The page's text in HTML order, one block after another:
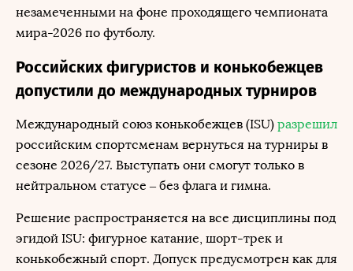
незамеченными на фоне проходящего чемпионата
мира-2026 по футболу.
Российских фигуристов и конькобежцев
допустили до международных турниров
Международный союз конькобежцев (ISU) разрешил
российским спортсменам вернуться на турниры в
сезоне 2026/27. Выступать они смогут только в
нейтральном статусе – без флага и гимна.
Решение распространяется на все дисциплины под
эгидой ISU: фигурное катание, шорт-трек и
конькобежный спорт. Допуск предусмотрен как для